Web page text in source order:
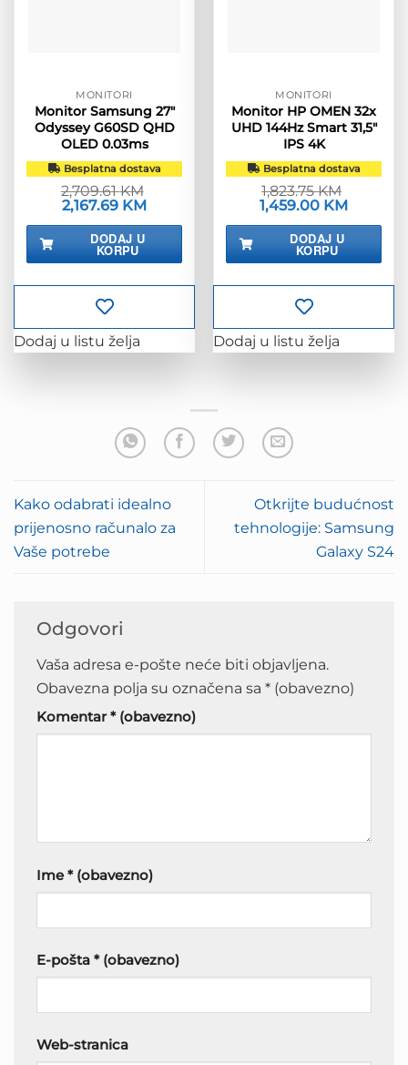
MONITORI
Monitor Samsung 27″
Odyssey G60SD QHD
OLED 0.03ms
Besplatna dostava
2,709.61KM
Izvorna
cijena
bila
2,709.61 KM.
2,167.69 KM
je:
DODAJ U
KORPU
Dodaj u listu želja
MONITORI
Monitor HP OMEN 32x
UHD 144Hz Smart 31,5″
IPS 4K
Besplatna dostava
1,823.75KM
Izvorna
cijena
bila
1,823.75 KM.
1,459.00 KM
je:
DODAJ U
KORPU
Dodaj u listu želja
Kako odabrati idealno
prijenosno računalo za
Vaše potrebe
Otkrijte budućnost
tehnologije: Samsung
Galaxy S24
Odgovori
Vaša adresa e-pošte neće biti objavljena.
Obavezna polja su označena sa * (obavezno)
Komentar* (obavezno)
Ime * (obavezno)
E-pošta * (obavezno)
Web-stranica